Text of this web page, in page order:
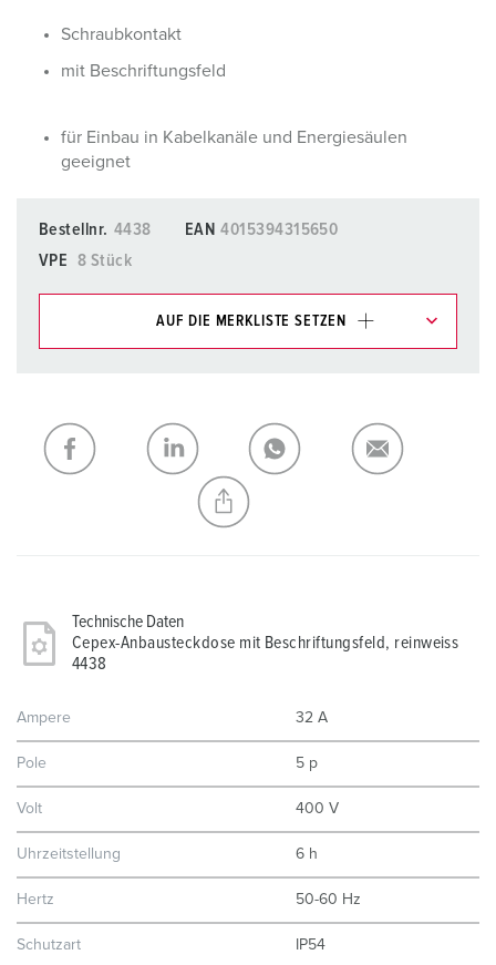
Schraubkontakt
mit Beschriftungsfeld
für Einbau in Kabelkanäle und Energiesäulen
geeignet
Bestellnr. 4438 EAN 4015394315650
VPE
8 Stück
AUF DIE MERKLISTE SETZEN
Meine Liste (0) HINZUFÜGEN
NEUE LISTE ERSTELLEN
Technische Daten
Cepex-Anbausteckdose mit Beschriftungsfeld, reinweiss
4438
Ampere 32 A
Pole 5 p
Volt 400 V
Uhrzeitstellung 6 h
Hertz 50-60 Hz
Schutzart IP54